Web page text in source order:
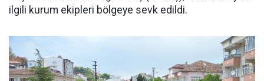
ilgili kurum ekipleri bölgeye sevk edildi.